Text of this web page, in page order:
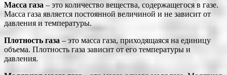
Масса газа – это количество вещества, содержащегося в газе.
Масса газа является постоянной величиной и не зависит от
давления и температуры.
Плотность газа – это масса газа, приходящаяся на единицу
объема. Плотность газа зависит от его температуры и
давления.